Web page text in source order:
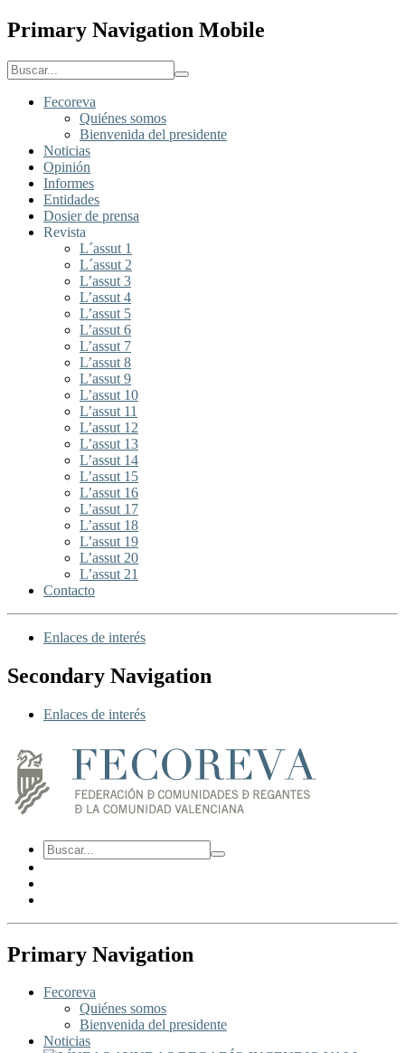
Primary Navigation Mobile
Fecoreva
Quiénes somos
Bienvenida del presidente
Noticias
Opinión
Informes
Entidades
Dosier de prensa
Revista
L´assut 1
L´assut 2
L’assut 3
L’assut 4
L’assut 5
L’assut 6
L’assut 7
L’assut 8
L’assut 9
L’assut 10
L’assut 11
L’assut 12
L’assut 13
L’assut 14
L’assut 15
L’assut 16
L’assut 17
L’assut 18
L’assut 19
L’assut 20
L’assut 21
Contacto
Enlaces de interés
Secondary Navigation
Enlaces de interés
Primary Navigation
Fecoreva
Quiénes somos
Bienvenida del presidente
Noticias